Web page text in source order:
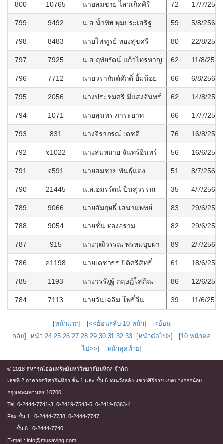
800 10765 นายสมชาย ไสวเกิดศิริ 72 17/7/2564
799 9492 น.ส.น้ำทิพ พุ่มประเสริฐ 59 5/8/2564
798 8483 นายไพฑูรย์ ทองสุขศรี 80 22/8/2564
797 7925 น.ส.ฤทัยรัตน์ แก้วไทรหาญ 62 11/8/2564
796 7712 นายวรากันต์ศักดิ์ ยิ้มน้อย 66 6/8/2564
795 2056 นางประชุมศรี มีแสงจันทร์ 62 14/8/2564
794 1071 นายสุนทร ภาระยาท 66 17/7/2564
793 831 นางจิราภรณ์ เดชดี 76 16/8/2564
792 จ1022 นางสมหมาย จันทร์อินทร์ 56 16/6/2564
791 จ591 นายสมชาย พันธุ์แตง 51 8/7/2564
790 21445 น.ส.อมรรัตน์ ปิ่นสุวรรณ 35 4/7/2564
789 9066 นายสัมฤทธิ์ เสนาแพทย์ 83 29/6/2564
788 9054 นายชั้น ทองอร่าม 82 29/6/2564
787 915 นางวุฒิวรรณ พรหมบุบผา 89 2/7/2564
786 ค1198 นายเดชาธร ปิติศรีสิทธิ์ 61 18/6/2564
785 1193 นางวรรัฎฐ์ กฤษฎ์โสภิณ 86 12/6/2564
784 7113 นายวันเฉลิม โพธิ์จีน 39 11/6/2564
[หน้าแรก] [<<ย้อนกลับ 10 หน้า] [<ย้อน
กลับ] หน้า 24 25 26 27 28 29 30 31 32 33 [หน้าต่อไป>] [10 หน้าต่อ
ไป>>] [หน้าสุดท้าย]
© 2018 สหกรณ์ออมทรัพย์มหาวิทยาลัยมหิดล จำกัด
เลขที่ 2 อาคารศรีสวรินทิรา ชั้น 1 และ ชั้น 6 ถนนวังหลัง แขวงศิริราช เขตบางกอกน้อย
กรุงเทพมหานคร 10700
Tel. 0-2444-7741-3, 0-2419-7543-5, 0-2419-8363-4
Fax ชั้น 1 : 0-2444-7738, 0-2444-7747
ชั้น 6 : 0-2444-7740
E-mail : info@musaving.com